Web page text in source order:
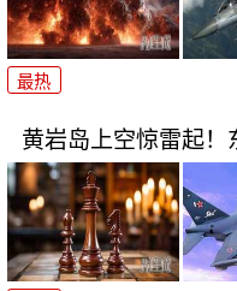
最热
黄岩岛上空惊雷起！